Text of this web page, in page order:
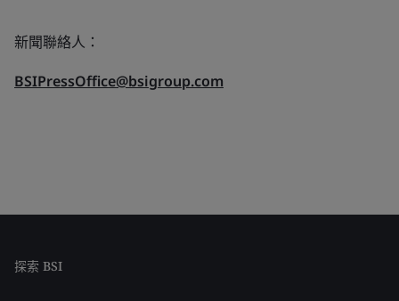
新聞聯絡人：
BSIPressOffice@bsigroup.com
探索 BSI